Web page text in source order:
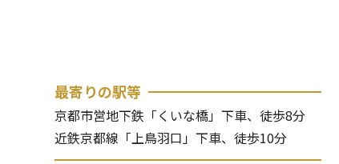
最寄りの駅等
京都市営地下鉄「くいな橋」下車、徒歩8分
近鉄京都線「上鳥羽口」下車、徒歩10分